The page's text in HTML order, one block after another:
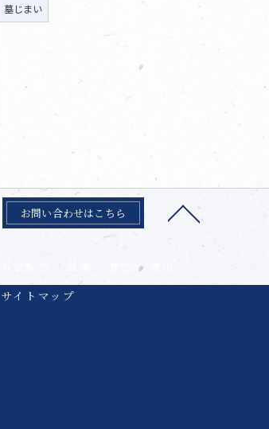
墓じまい
お問い合わせはこちら
費用
サイトマップ